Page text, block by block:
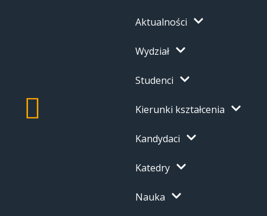
Aktualności
Wydział
Studenci
Kierunki kształcenia
Kandydaci
Katedry
Nauka